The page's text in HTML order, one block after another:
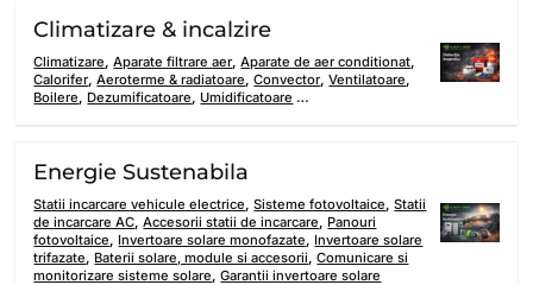
Climatizare & incalzire
Climatizare,Aparate filtrare aer,Aparate de aer conditionat,
Calorifer,Aeroterme & radiatoare,Convector,Ventilatoare,
Boilere, Dezumificatoare, Umidificatoare …
Energie Sustenabila
Statii incarcare vehicule electrice,Sisteme fotovoltaice,Statii
de incarcare AC,Accesorii statii de incarcare, Panouri
fotovoltaice, Invertoare solare monofazate, Invertoare solare
trifazate, Baterii solare, module si accesorii,Comunicare si
monitorizare sisteme solare,Garantii invertoare solare